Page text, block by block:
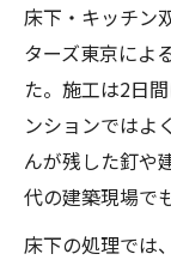
床下・キッチン
ターズ東京によ
た。施工は2日
ンションではよ
んが残した釘や
代の建築現場で
床下の処理では